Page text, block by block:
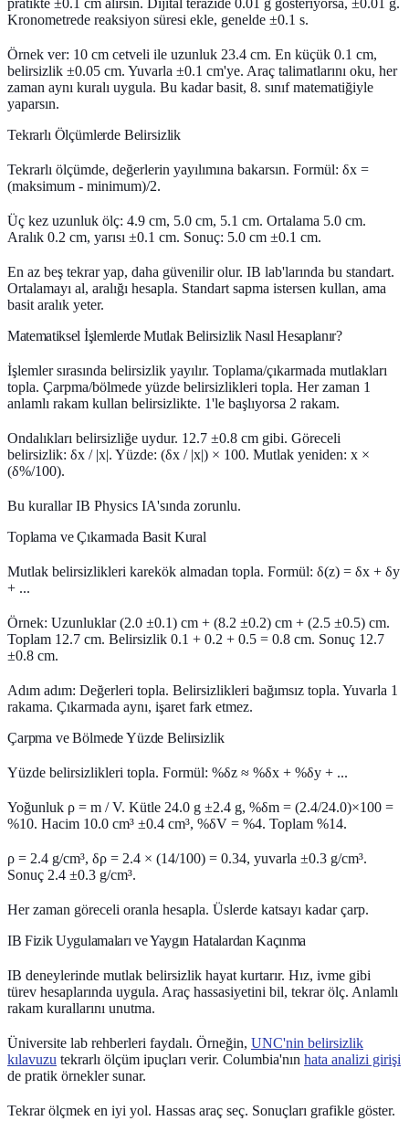
Kronometrede reaksiyon süresi ekle, genelde ±0.1 s.
Örnek ver: 10 cm cetveli ile uzunluk 23.4 cm. En küçük 0.1 cm,
belirsizlik ±0.05 cm. Yuvarla ±0.1 cm'ye. Araç talimatlarını oku, her
zaman aynı kuralı uygula. Bu kadar basit, 8. sınıf matematiğiyle
yaparsın.
Tekrarlı Ölçümlerde Belirsizlik
Tekrarlı ölçümde, değerlerin yayılımına bakarsın. Formül: δx =
(maksimum - minimum)/2.
Üç kez uzunluk ölç: 4.9 cm, 5.0 cm, 5.1 cm. Ortalama 5.0 cm.
Aralık 0.2 cm, yarısı ±0.1 cm. Sonuç: 5.0 cm ±0.1 cm.
En az beş tekrar yap, daha güvenilir olur. IB lab'larında bu standart.
Ortalamayı al, aralığı hesapla. Standart sapma istersen kullan, ama
basit aralık yeter.
Matematiksel İşlemlerde Mutlak Belirsizlik Nasıl Hesaplanır?
İşlemler sırasında belirsizlik yayılır. Toplama/çıkarmada mutlakları
topla. Çarpma/bölmede yüzde belirsizlikleri topla. Her zaman 1
anlamlı rakam kullan belirsizlikte. 1'le başlıyorsa 2 rakam.
Ondalıkları belirsizliğe uydur. 12.7 ±0.8 cm gibi. Göreceli
belirsizlik: δx / |x|. Yüzde: (δx / |x|) × 100. Mutlak yeniden: x ×
(δ%/100).
Bu kurallar IB Physics IA'sında zorunlu.
Toplama ve Çıkarmada Basit Kural
Mutlak belirsizlikleri karekök almadan topla. Formül: δ(z) = δx + δy
+ ...
Örnek: Uzunluklar (2.0 ±0.1) cm + (8.2 ±0.2) cm + (2.5 ±0.5) cm.
Toplam 12.7 cm. Belirsizlik 0.1 + 0.2 + 0.5 = 0.8 cm. Sonuç 12.7
±0.8 cm.
Adım adım: Değerleri topla. Belirsizlikleri bağımsız topla. Yuvarla 1
rakama. Çıkarmada aynı, işaret fark etmez.
Çarpma ve Bölmede Yüzde Belirsizlik
Yüzde belirsizlikleri topla. Formül: %δz ≈ %δx + %δy + ...
Yoğunluk ρ = m / V. Kütle 24.0 g ±2.4 g, %δm = (2.4/24.0)×100 =
%10. Hacim 10.0 cm³ ±0.4 cm³, %δV = %4. Toplam %14.
ρ = 2.4 g/cm³, δρ = 2.4 × (14/100) = 0.34, yuvarla ±0.3 g/cm³.
Sonuç 2.4 ±0.3 g/cm³.
Her zaman göreceli oranla hesapla. Üslerde katsayı kadar çarp.
IB Fizik Uygulamaları ve Yaygın Hatalardan Kaçınma
IB deneylerinde mutlak belirsizlik hayat kurtarır. Hız, ivme gibi
türev hesaplarında uygula. Araç hassasiyetini bil, tekrar ölç. Anlamlı
rakam kurallarını unutma.
Üniversite lab rehberleri faydalı. Örneğin, UNC'nin belirsizlik
kılavuzu tekrarlı ölçüm ipuçları verir. Columbia'nın hata analizi girişi
de pratik örnekler sunar.
Tekrar ölçmek en iyi yol. Hassas araç seç. Sonuçları grafikle göster.